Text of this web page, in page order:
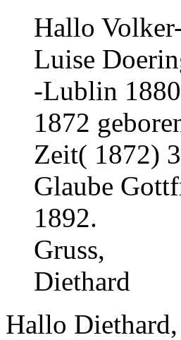
Hallo
Luise
-Lublin
1872
Zeit( 1872)
Glaube
1892.
Gruss,
Diethard
Hallo Diethard,